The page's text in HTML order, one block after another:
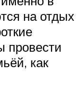
на отдых
провести
как